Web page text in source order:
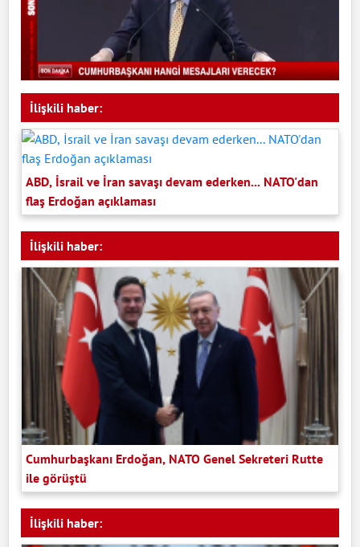
İlişkili haber:
ABD, İsrail ve İran savaşı devam ederken... NATO'dan
flaş Erdoğan açıklaması
İlişkili haber:
Cumhurbaşkanı Erdoğan, NATO Genel Sekreteri Rutte
ile görüştü
İlişkili haber: